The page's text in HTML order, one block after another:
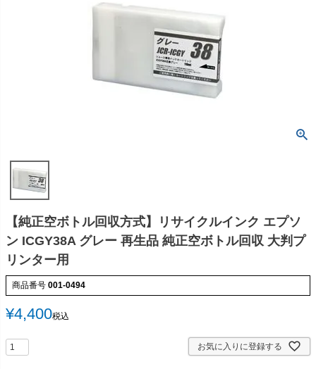
【純正空ボトル回収方式】リサイクルインク エプソ
ン ICGY38A グレー 再生品 純正空ボトル回収 大判プ
リンター用
商品番号 001-0494
¥4,400税込
お気に入りに登録する